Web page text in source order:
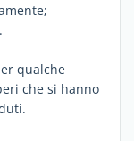
qualche
che si hanno